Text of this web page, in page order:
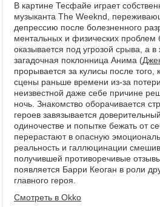
В картине Тесфайе играет
музыканта The Weeknd,
депрессию после болезненного
ментальных и физических проблем
оказывается под угрозой срыва, а
загадочная поклонница Анима (
прорывается за кулисы после того,
сцены раньше времени из-за
неизвестной даже себе причине
ночь. Знакомство оборачивается
героев завязывается
одиночестве и попытке бежать от
перерастают в опасную
реальность и галлюцинации
получившей противоречивые
появляется Барри Кеоган в роли
главного героя.
Смотреть в Okko